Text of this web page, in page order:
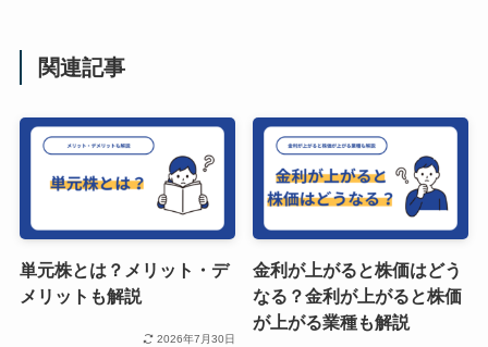
関連記事
単元株とは？メリット・デ
メリットも解説
2026年7月30日
金利が上がると株価はどう
なる？金利が上がると株価
が上がる業種も解説